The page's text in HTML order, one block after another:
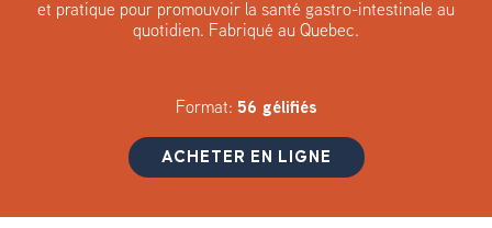
et pratique pour promouvoir la santé gastro-intestinale au
quotidien. Fabriqué au Quebec.
Format: 56 gélifiés
ACHETER EN LIGNE